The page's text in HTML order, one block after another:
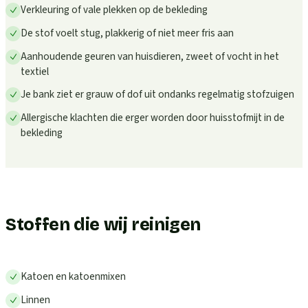
Verkleuring of vale plekken op de bekleding
De stof voelt stug, plakkerig of niet meer fris aan
Aanhoudende geuren van huisdieren, zweet of vocht in het
textiel
Je bank ziet er grauw of dof uit ondanks regelmatig stofzuigen
Allergische klachten die erger worden door huisstofmijt in de
bekleding
Stoffen die wij reinigen
Katoen en katoenmixen
Linnen